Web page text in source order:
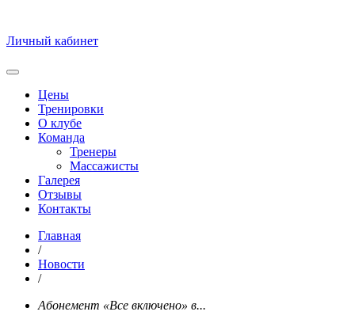
Личный кабинет
Цены
Тренировки
О клубе
Команда
Тренеры
Массажисты
Галерея
Отзывы
Контакты
Главная
/
Новости
/
Абонемент «Все включено» в...